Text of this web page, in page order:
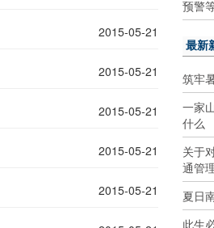
2015-05-21
2015-05-21
2015-05-21
2015-05-21
2015-05-21
预警
最新
筑牢
一家
什么
关于
通管
夏日
此生